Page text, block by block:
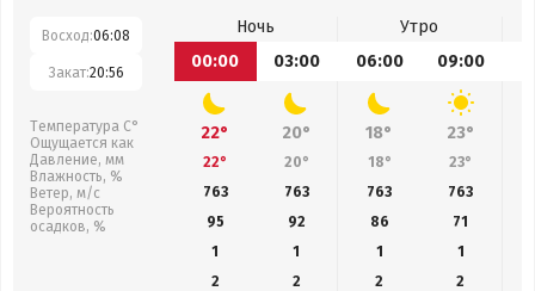
Восход:06:08
Закат:20:56
Температура С°
Ощущается как
Давление, мм
Влажность, %
Ветер, м/с
Вероятность
осадков, %
Ночь
Утро
00:00
03:00 06:00 09:00
22° 20° 18° 23°
22° 20° 18° 23°
763
763 763 763
95
92 86 71
1
1 1
1
2
2 2 2